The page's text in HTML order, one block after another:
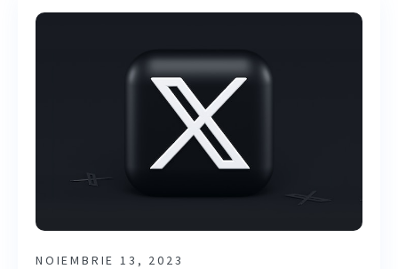
NOIEMBRIE 13, 2023